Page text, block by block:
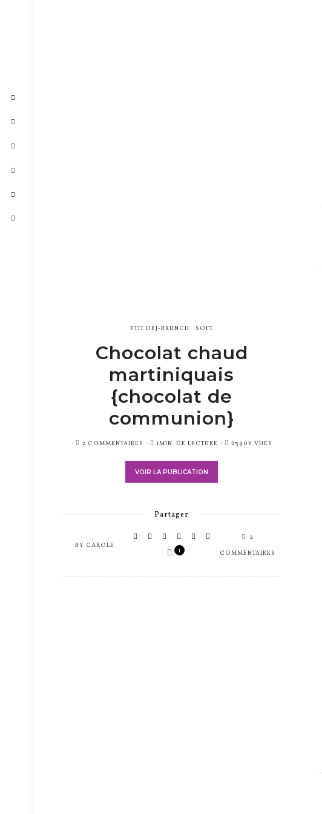
PTIT DÉJ-BRUNCH SOFT
Chocolat chaud
martiniquais
{chocolat de
communion}
PUBLIÉ2 COMMENTAIRES 1MIN. DE LECTURE 23906 VUES
VOIR LA PUBLICATION
Partager
BY CAROLE
1
2
COMMENTAIRES